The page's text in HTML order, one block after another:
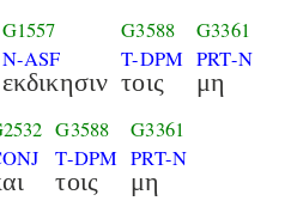
G1557
N-ASF
εκδικησιν
G3588
T-DPM
τοις
G3361
PRT-N
μη
G3588
T-DPM
τοις
G3361
PRT-N
μη